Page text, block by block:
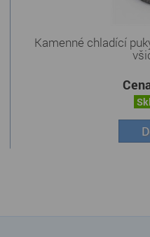
Kamenné chladící